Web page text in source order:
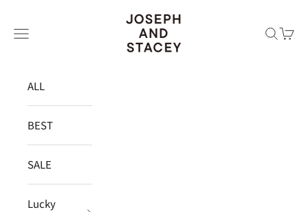
JOSEPH AND STACEY JAPAN
メニュー
検索カー
ALL
BEST
SALE
Lucky